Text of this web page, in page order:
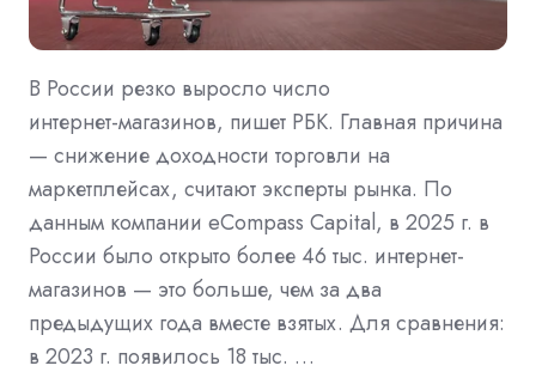
В России резко выросло число
интернет‑магазинов, пишет РБК. Главная причина
— снижение доходности торговли на
маркетплейсах, считают эксперты рынка. По
данным компании eCompass Capital, в 2025 г. в
России было открыто более 46 тыс. интернет-
магазинов — это больше, чем за два
предыдущих года вместе взятых. Для сравнения:
в 2023 г. появилось 18 тыс. …